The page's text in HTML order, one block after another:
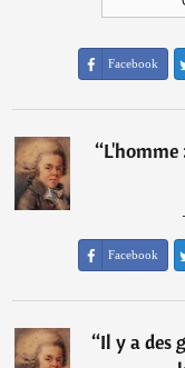
Facebook
“
Facebook
“Il y a des